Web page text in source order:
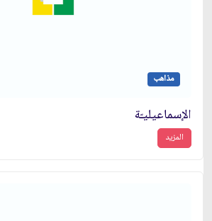
مذاهب
الإسماعيليـّة
المزيد